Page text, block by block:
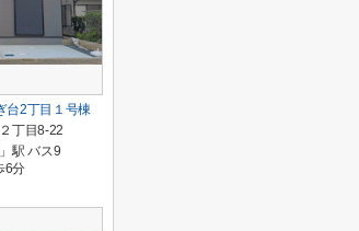
台2丁目１号棟
丁目8-22
駅 バス9
6分